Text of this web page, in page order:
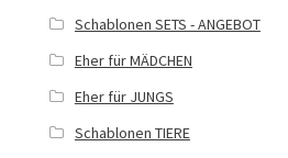
Schablonen SETS - ANGEBOT
Eher für MÄDCHEN
Eher für JUNGS
Schablonen TIERE